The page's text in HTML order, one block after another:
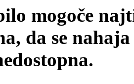
mogoče
da se